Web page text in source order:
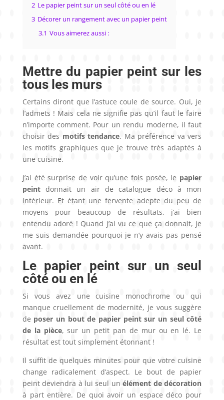
2 Le papier peint sur un seul côté ou en lé
3 Décorer un rangement avec un papier peint
3.1 Vous aimerez aussi :
Mettre du papier peint sur les
tous les murs
Certains diront que l’astuce coule de source. Oui, je
l’admets ! Mais cela ne signifie pas qu’il faut le faire
n’importe comment. Pour un rendu moderne, il faut
choisir des motifs tendance. Ma préférence va vers
les motifs graphiques que je trouve très adaptés à
une cuisine.
J’ai été surprise de voir qu’une fois posée, le papier
peintdonnait un air de catalogue déco à mon
intérieur. Et étant une fervente adepte du peu de
moyens pour beaucoup de résultats, j’ai bien
entendu adoré ! Quand j’ai vu ce que ça donnait, je
me suis demandée pourquoi je n’y avais pas pensé
avant.
Le papier peint sur un seul
côté ou en lé
Si vous avez une cuisine monochrome ou qui
manque cruellement de modernité, je vous suggère
de poser un bout de papier peint sur un seul côté
de la pièce, sur un petit pan de mur ou en lé. Le
résultat est tout simplement étonnant !
Il suffit de quelques minutes pour que votre cuisine
change radicalement d’aspect. Le bout de papier
peint deviendra à lui seul unélément de décoration
à part entière. De quoi avoir un espace déco pour